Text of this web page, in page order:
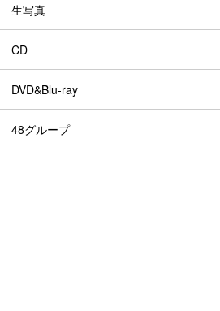
生写真
CD
DVD&Blu-ray
48グループ